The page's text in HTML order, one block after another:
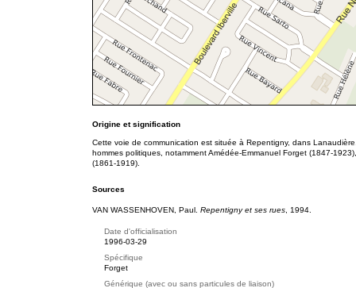
Origine et signification
Cette voie de communication est située à Repentigny, dans
hommes politiques, notamment Amédée-Emmanuel Forget (1847-
(1861-1919).
Sources
VAN WASSENHOVEN, Paul. Repentigny et ses rues , 1994.
Date d'officialisation
1996-03-29
Spécifique
Forget
Générique (avec ou sans particules de liaison)